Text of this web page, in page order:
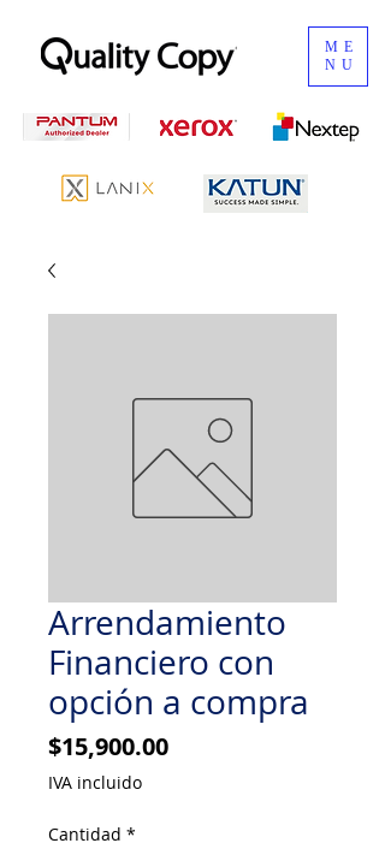
ME
NU
Arrendamiento
Financiero con
opción a compra
$15,900.00Precio
IVA incluido
Cantidad *